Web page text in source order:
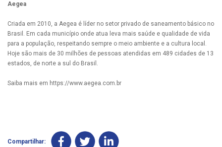
Aegea
Criada em 2010, a Aegea é líder no setor privado de saneamento básico no
Brasil. Em cada município onde atua leva mais saúde e qualidade de vida
para a população, respeitando sempre o meio ambiente e a cultura local.
Hoje são mais de 30 milhões de pessoas atendidas em 489 cidades de 13
estados, de norte a sul do Brasil.
Saiba mais em https://www.aegea.com.br
Compartilhar: